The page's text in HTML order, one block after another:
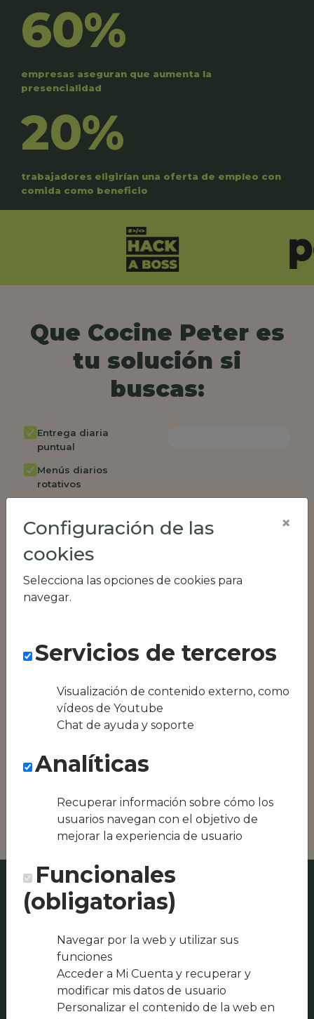
60%
empresas aseguran que aumenta la
presencialidad
20%
trabajadores eligirían una oferta de empleo con
comida como beneficio
Que Cocine Peter es
tu solución si
buscas:
Entrega diaria
puntual
Menús diarios
rotativos
semanalmente
Factura única
empleados
Opción de catering
RR.HH
Conseguimos la
oferta local de tu
ser Rumba y
Candela o
Frigiliana
Configuración de las
cookies
Selecciona las opciones de cookies para
navegar.
×
Servicios de terceros
Visualización de contenido externo, como
vídeos de Youtube
Chat de ayuda y soporte
Analíticas
Recuperar información sobre cómo los
usuarios navegan con el objetivo de
mejorar la experiencia de usuario
Funcionales
(obligatorias)
Navegar por la web y utilizar sus
funciones
Acceder a Mi Cuenta y recuperar y
modificar mis datos de usuario
Personalizar el contenido de la web en